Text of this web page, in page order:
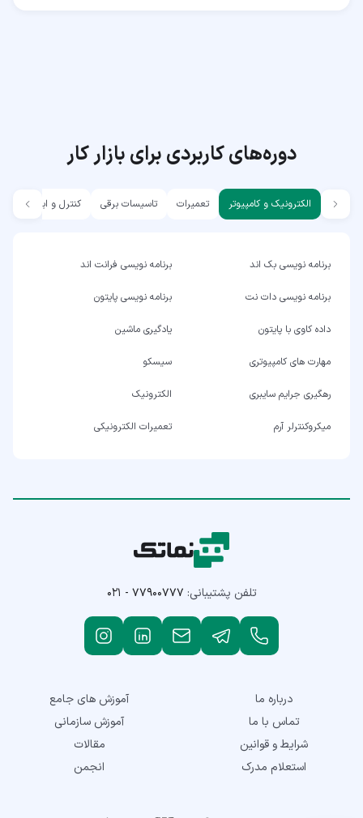
دوره‌های کاربردی برای بازار کار
الکترونیک و کامپیوتر تعمیرات تاسیسات برقی کنترل و ابزار دقیق
برنامه نویسی بک اند برنامه نویسی فرانت اند
برنامه نویسی دات نت برنامه نویسی پایتون
داده کاوی با پایتون یادگیری ماشین
مهارت های کامپیوتری سیسکو
رهگیری جرایم سایبری الکترونیک
میکروکنترلر آرم تعمیرات الکترونیکی
تلفن پشتیبانی: ۰۲۱ - ۷۷۹۰۰۷۷۷
درباره ما
تماس با ما
شرایط و قوانین
استعلام مدرک
آموزش های جامع
آموزش سازمانی
مقالات
انجمن